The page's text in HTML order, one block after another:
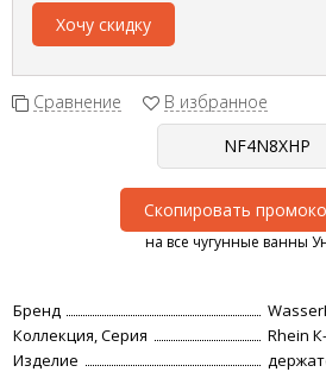
Хочу скидку
Сравнение В избранное
Скопировать
на все чугунные ванны
Бренд
Коллекция, Серия
Rhein
Изделие